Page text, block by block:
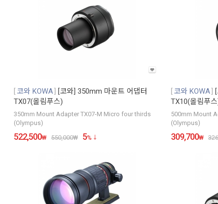
코와 KOWA
[코와] 350mm 마운트 어댑터
TX07(올림푸스)
350mm Mount Adapter TX07-M Micro four thirds
(Olympus)
522,500₩ 550,000₩ 5%
코와 KOWA
TX10(올림푸
500mm Mount
(Olympus)
309,700₩